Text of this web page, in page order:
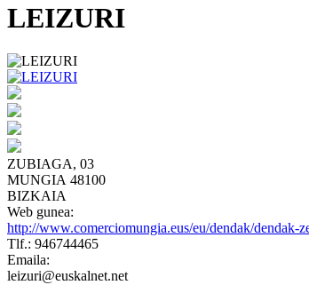
LEIZURI
ZUBIAGA, 03
MUNGIA 48100
BIZKAIA
Web gunea:
http://www.comerciomungia.eus/eu/dendak/dendak-
Tlf.: 946744465
Emaila:
leizuri@euskalnet.net